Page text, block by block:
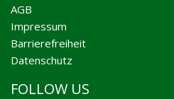
AGB
Impressum
Barrierefreiheit
Datenschutz
FOLLOW US